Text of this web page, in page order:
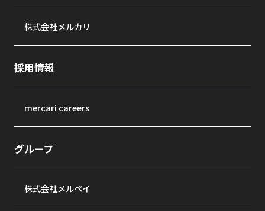
株式会社メルカリ
採用情報
mercari careers
グループ
株式会社メルペイ